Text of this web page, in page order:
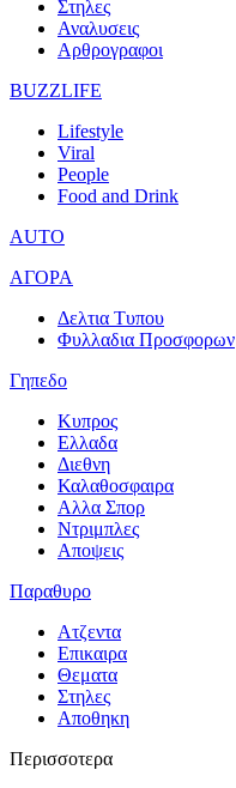
Στηλες
Αναλυσεις
Αρθρογραφοι
BUZZLIFE
Lifestyle
Viral
People
Food and Drink
AUTO
ΑΓΟΡΑ
Δελτια Τυπου
Φυλλαδια Προσφορων
Γηπεδο
Κυπρος
Ελλαδα
Διεθνη
Καλαθοσφαιρα
Αλλα Σπορ
Ντριμπλες
Αποψεις
Παραθυρο
Ατζεντα
Επικαιρα
Θεματα
Στηλες
Αποθηκη
Περισσοτερα